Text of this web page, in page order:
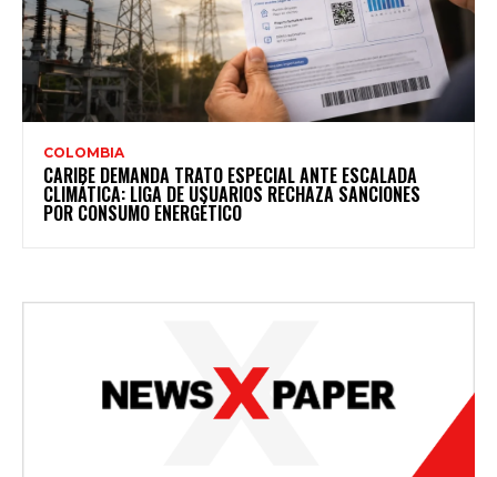
COLOMBIA
CARIBE DEMANDA TRATO ESPECIAL ANTE ESCALADA
CLIMÁTICA: LIGA DE USUARIOS RECHAZA SANCIONES
POR CONSUMO ENERGÉTICO